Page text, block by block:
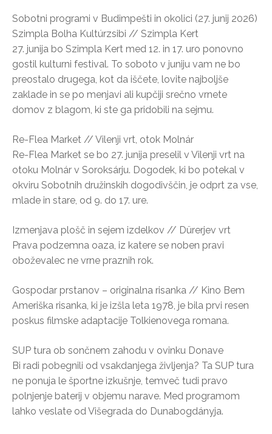
Sobotni programi v Budimpešti in okolici (27. junij 2026)
Szimpla Bolha Kultúrzsibi // Szimpla Kert
27. junija bo Szimpla Kert med 12. in 17. uro ponovno
gostil kulturni festival. To soboto v juniju vam ne bo
preostalo drugega, kot da iščete, lovite najboljše
zaklade in se po menjavi ali kupčiji srečno vrnete
domov z blagom, ki ste ga pridobili na sejmu.
Re-Flea Market // Vilenji vrt, otok Molnár
Re-Flea Market se bo 27. junija preselil v Vilenji vrt na
otoku Molnár v Soroksárju. Dogodek, ki bo potekal v
okviru Sobotnih družinskih dogodivščin, je odprt za vse,
mlade in stare, od 9. do 17. ure.
Izmenjava plošč in sejem izdelkov // Dürerjev vrt
Prava podzemna oaza, iz katere se noben pravi
oboževalec ne vrne praznih rok.
Gospodar prstanov – originalna risanka // Kino Bem
Ameriška risanka, ki je izšla leta 1978, je bila prvi resen
poskus filmske adaptacije Tolkienovega romana.
SUP tura ob sončnem zahodu v ovinku Donave
Bi radi pobegnili od vsakdanjega življenja? Ta SUP tura
ne ponuja le športne izkušnje, temveč tudi pravo
polnjenje baterij v objemu narave. Med programom
lahko veslate od Višegrada do Dunabogdányja.